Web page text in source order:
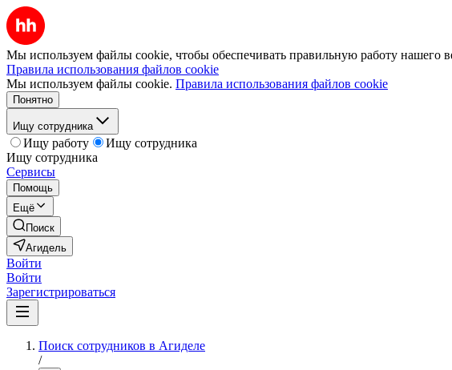
Мы используем файлы cookie, чтобы обеспечивать правильную работу нашего
Правила использования файлов cookie
Мы используем файлы cookie. Правила использования файлов cookie
Понятно
Ищу сотрудника
Ищу работу
Ищу сотрудника
Ищу сотрудника
Сервисы
Помощь
Ещё
Поиск
Агидель
Войти
Войти
Зарегистрироваться
Поиск сотрудников в Агиделе
/